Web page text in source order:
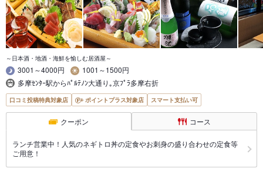
～日本酒・地酒・海鮮を愉しむ居酒屋～
3001～4000円
1001～1500円
多摩ｾﾝﾀｰ駅からﾊﾟﾙﾃﾉﾝ大通り｡京ﾌﾟﾗ多摩右折
口コミ投稿特典対象店 ポイントプラス対象店 スマート支払い可
クーポン コース
ランチ営業中！人気のネギトロ丼の定食やお刺身の盛り合わせの定食等
ご用意！